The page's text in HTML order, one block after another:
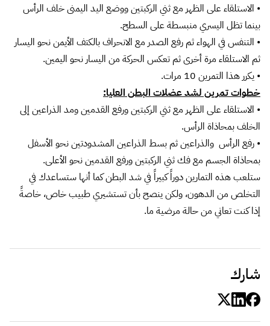
• الاستلقاء على الظهر مع ثني الركبتين ووضع اليد اليمنى خلف الرأس
بينما تظل اليسري منبسطة على السطح.
• التنفس في الهواء ثم رفع الصدر مع الانحراف بالكتف الأيمن نحو اليسار
ثم الاستلقاء مرة أخرى ثم تعكس الحركة من اليسار نحو اليمين.
• يكرر هذا التمرين 10 مرات.
خطوات تمرين لشد عضلات البطن العليا:
• الاستلقاء على الظهر مع ثني الركبتين ورفع القدمين ومد الذراعين إلى
الخلف بمحاذاة الرأس.
• رفع الرأس والذراعين ثم بسط الذراعين المشدودتين نحو الأسفل
بمحاذاة الجسم مع فك ثني الركبتين ورفع القدمين نحو الأعلى.
ستلعب هذه التمارين دوراً كبيراً في شد البطن كما أنها ستساعدك في
التخلص من الدهون، ولكن ينصح بأن تستشيري طبيب خاص، خاصةً
إذا كنت تعاني من حالة مرضية ما.
شارك